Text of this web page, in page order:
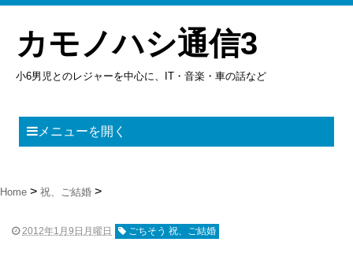
カモノハシ通信3
小6男児とのレジャーを中心に、IT・音楽・車の話など
メニューを開く
Home 祝、ご結婚
2012年1月9日月曜日 ごちそう 祝、ご結婚